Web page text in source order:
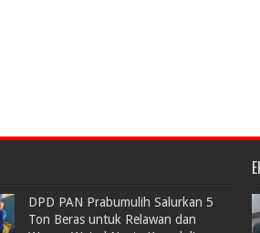
DPD PAN Prabumulih Salurkan 5
Ton Beras untuk Relawan dan